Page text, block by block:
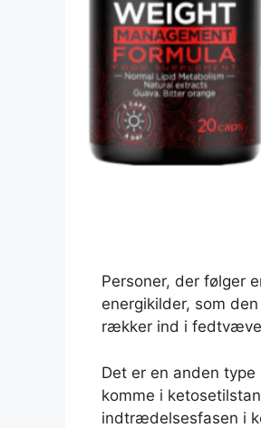
Personer, der følger
energikilder, som
rækker ind i
Det er en anden
komme i
indtrædelsesfasen i